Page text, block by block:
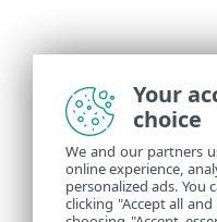
Your
choice
We and our partners
online experience,
personalized ads. You
clicking "Accept all